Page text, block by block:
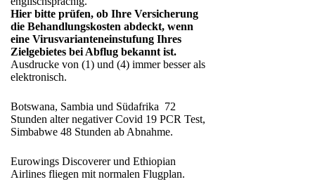
Hier bitte prüfen, ob Ihre Versicherung
die Behandlungskosten abdeckt, wenn
eine Virusvarianteneinstufung Ihres
Zielgebietes bei Abflug bekannt ist.
Ausdrucke von (1) und (4) immer besser als
elektronisch.
Botswana, Sambia und Südafrika 72
Stunden alter negativer Covid 19 PCR Test,
Simbabwe 48 Stunden ab Abnahme.
Eurowings Discoverer und Ethiopian
Airlines fliegen mit normalen Flugplan.